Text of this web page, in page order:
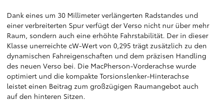
Dank eines um 30 Millimeter verlängerten Radstandes und
einer verbreiterten Spur verfügt der Verso nicht nur über mehr
Raum, sondern auch eine erhöhte Fahrstabilität. Der in dieser
Klasse unerreichte cW-Wert von 0,295 trägt zusätzlich zu den
dynamischen Fahreigenschaften und dem präzisen Handling
des neuen Verso bei. Die MacPherson-Vorderachse wurde
optimiert und die kompakte Torsionslenker-Hinterachse
leistet einen Beitrag zum großzügigen Raumangebot auch
auf den hinteren Sitzen.